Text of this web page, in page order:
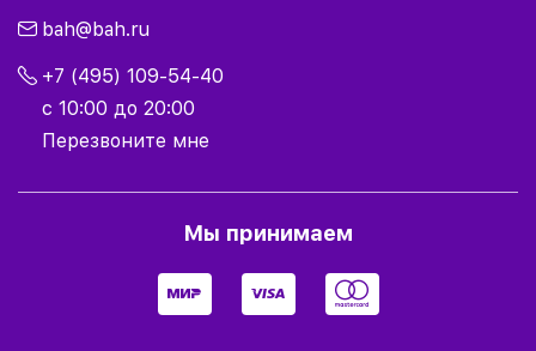
bah@bah.ru
+7 (495) 109-54-40
с 10:00 до 20:00
Перезвоните мне
Мы принимаем